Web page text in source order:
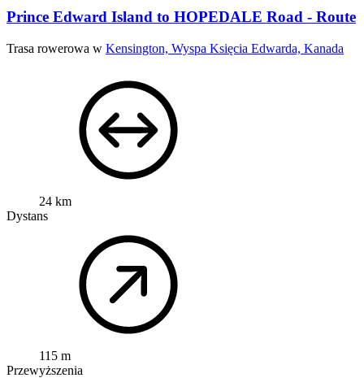
Prince Edward Island to HOPEDALE Road - Route
Trasa rowerowa w Kensington, Wyspa Księcia Edwarda, Kanada
24 km
Dystans
115 m
Przewyższenia